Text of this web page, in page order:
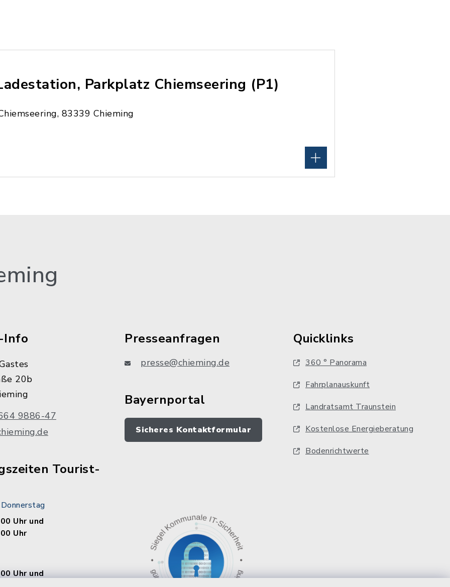
Parkplatz Chiemseering (P1)
83339 Chieming
Info
20b
9886-47
Tourist-
Uhr und
Uhr
Uhr und
Presseanfragen
presse@chieming.de
Bayernportal
Sicheres Kontaktformular
Quicklinks
360 ° Panorama
Fahrplanauskunft
Landratsamt Traunstein
Kostenlose Energieberatung
Bodenrichtwerte